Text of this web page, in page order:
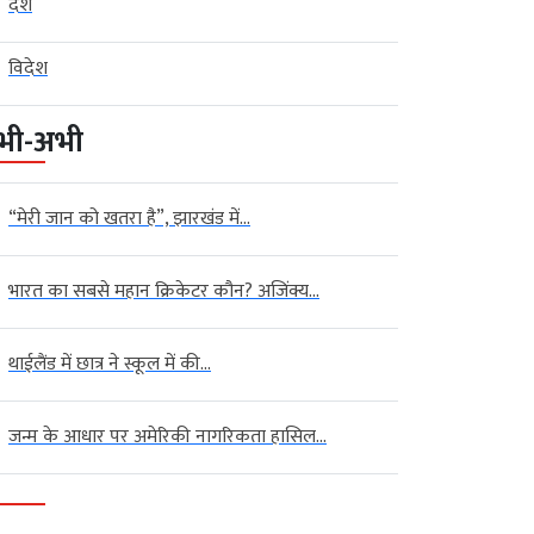
विदेश
अभी
“मेरी जान को खतरा है”, झारखंड में...
भारत का सबसे महान क्रिकेटर कौन? अजिंक्य...
थाईलैंड में छात्र ने स्कूल में की...
जन्म के आधार पर अमेरिकी नागरिकता हासिल...